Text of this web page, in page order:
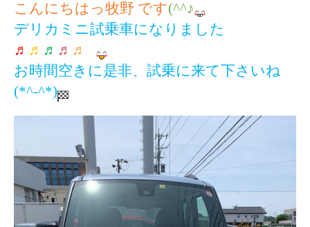
こんにちはっ牧野 です(^^♪
デリカミニ試乗車になりました
♬ ♬ ♬ ♬ ♬
お時間空きに是非、試乗に来て下さいね
(*^-^*)